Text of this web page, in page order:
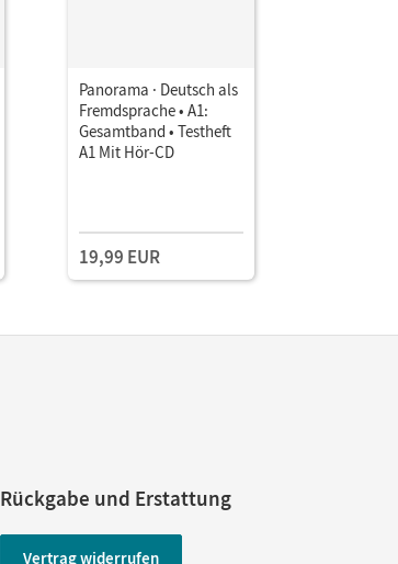
Panorama · Deutsch als
Fremdsprache • A1:
Gesamtband • Testheft
A1 Mit Hör-CD
19,99 EUR
Rückgabe und Erstattung
Vertrag widerrufen